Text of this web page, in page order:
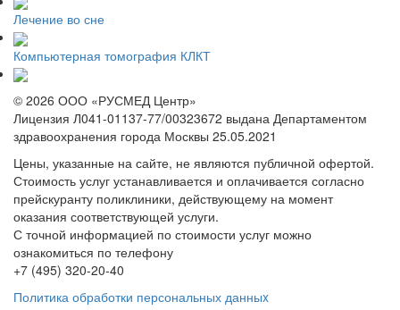
Лечение во сне
Компьютерная томография КЛКТ
© 2026 ООО «РУСМЕД Центр»
Лицензия Л041-01137-77/00323672 выдана Департаментом
здравоохранения города Москвы 25.05.2021
Цены, указанные на сайте, не являются публичной офертой.
Стоимость услуг устанавливается и оплачивается согласно
прейскуранту поликлиники, действующему на момент
оказания соответствующей услуги.
С точной информацией по стоимости услуг можно
ознакомиться по телефону
+7 (495) 320-20-40
Политика обработки персональных данныx